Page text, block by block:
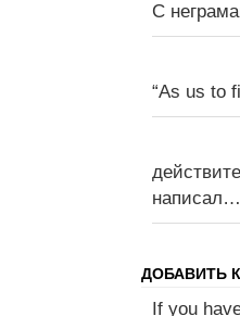
С
“As us to
написал…
ДОБАВИТЬ
If you